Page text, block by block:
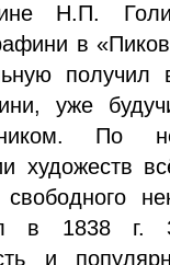
Н.П.
в
получил
уже
По
художеств
в 1838 г.
и